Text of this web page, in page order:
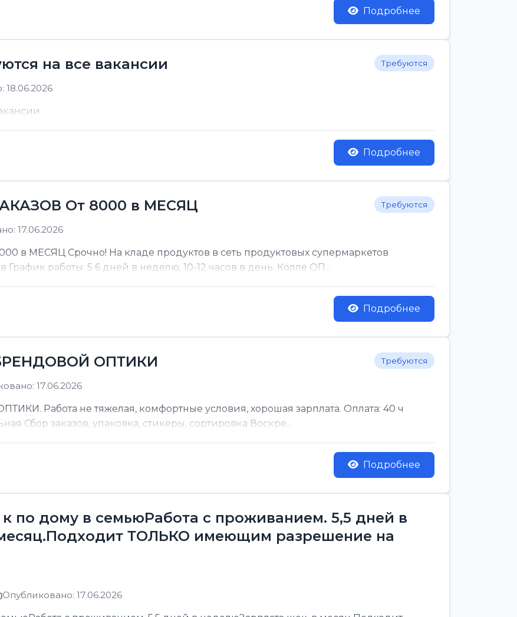
Подробнее
на все вакансии Требуются
18.06.2026
Подробнее
От 8000 в МЕСЯЦ Требуются
17.06.2026
МЕСЯЦ Срочно! На кладе продуктов в сеть продуктовых супермаркетов
работы: 5 6 дней в неделю, 10-12 часов в день. Колле ОП...
Подробнее
ОПТИКИ Требуются
17.06.2026
Работа не тяжелая, комфортные условия, хорошая зарплата. Оплата: 40 ч
Сбор заказов, упаковка, стикеры, сортировка Воскре...
Подробнее
дому в семьюРабота с проживанием. 5,5 дней в
ТОЛЬКО имеющим разрешение на
Опубликовано: 17.06.2026